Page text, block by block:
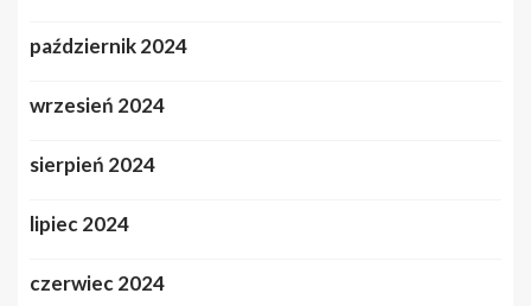
październik 2024
wrzesień 2024
sierpień 2024
lipiec 2024
czerwiec 2024